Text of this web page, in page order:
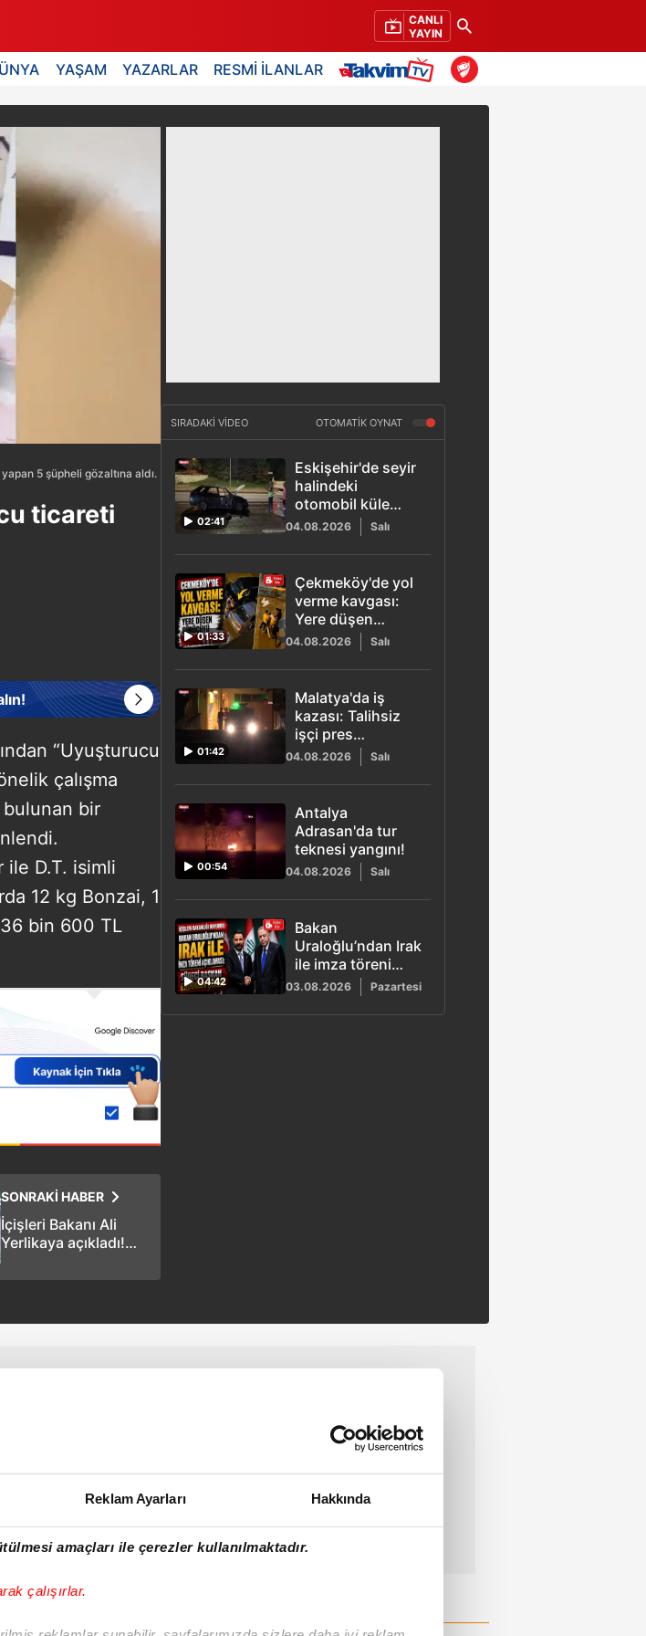
Reklam Ayarları Hakkında
amaçları ile çerezler kullanılmaktadır.
çalışırlar.
CANLI
YAYIN
YAŞAM YAZARLAR RESMİ İLANLAR
5 şüpheli gözaltına aldı.
ticareti
“Uyuşturucu
çalışma
bulunan bir
ile D.T. isimli
12 kg Bonzai, 1
bin 600 TL
SONRAKİ HABER
İçişleri Bakanı Ali
Yerlikaya açıkladı!
örgütü PKK'ya darbe:
SIRADAKİ VİDEO OTOMATİK OYNAT
02:41
Eskişehir'de seyir
halindeki
otomobil küle
döndü: Sürücü
04.08.2026 Salı
01:33
Çekmeköy'de yol
verme kavgası:
Yere düşen
sürücüyü
darbettiler
04.08.2026 Salı
01:42
Malatya'da iş
kazası: Talihsiz
işçi pres
makinesine
04.08.2026 Salı
00:54
Antalya
Adrasan'da tur
teknesi yangını!
04.08.2026 Salı
04:42
Bakan
Uraloğlu’ndan Irak
ile imza töreni
açıklaması: Süreci
Başkan Erdoğan
çözdü
03.08.2026 Pazartesi